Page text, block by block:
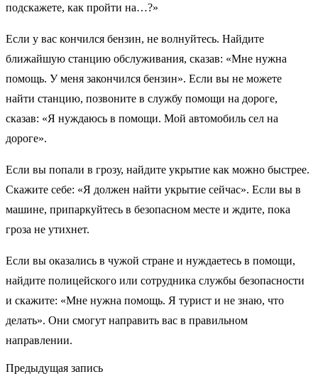
подскажете, как пройти на…?»
Если у вас кончился бензин, не волнуйтесь. Найдите
ближайшую станцию обслуживания, сказав: «Мне нужна
помощь. У меня закончился бензин». Если вы не можете
найти станцию, позвоните в службу помощи на дороге,
сказав: «Я нуждаюсь в помощи. Мой автомобиль сел на
дороге».
Если вы попали в грозу, найдите укрытие как можно быстрее.
Скажите себе: «Я должен найти укрытие сейчас». Если вы в
машине, припаркуйтесь в безопасном месте и ждите, пока
гроза не утихнет.
Если вы оказались в чужой стране и нуждаетесь в помощи,
найдите полицейского или сотрудника службы безопасности
и скажите: «Мне нужна помощь. Я турист и не знаю, что
делать». Они смогут направить вас в правильном
направлении.
Предыдущая запись